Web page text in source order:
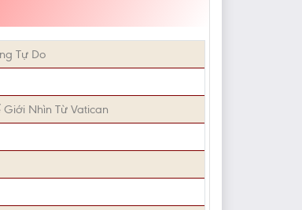
Tự Do
Giới Nhìn Từ Vatican